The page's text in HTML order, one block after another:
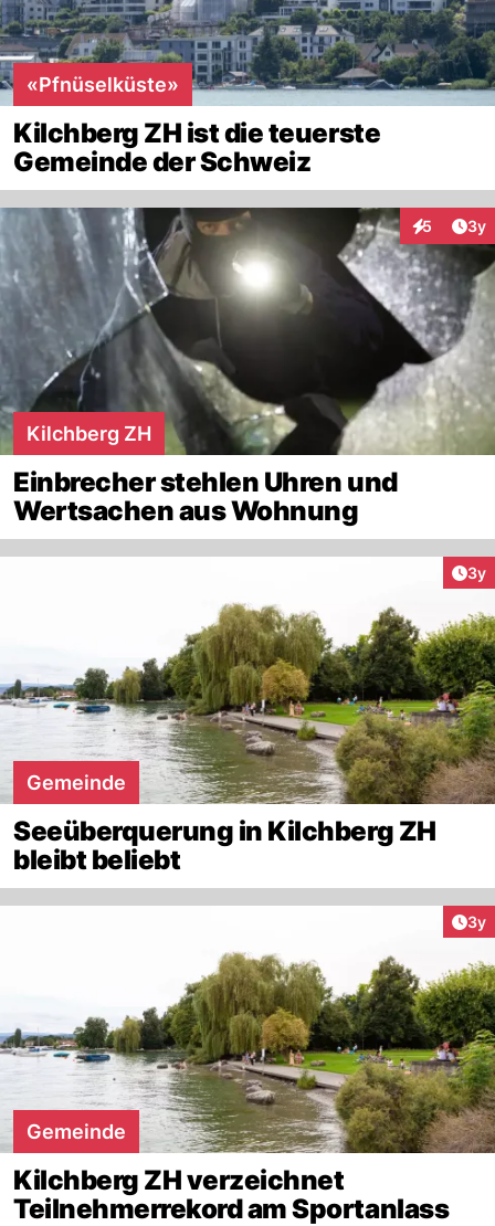
«Pfnüselküste»
Kilchberg ZH ist die teuerste
Gemeinde der Schweiz
5 3y
Kilchberg ZH
Einbrecher stehlen Uhren und
Wertsachen aus Wohnung
3y
Gemeinde
Seeüberquerung in Kilchberg ZH
bleibt beliebt
3y
Gemeinde
Kilchberg ZH verzeichnet
Teilnehmerrekord am Sportanlass